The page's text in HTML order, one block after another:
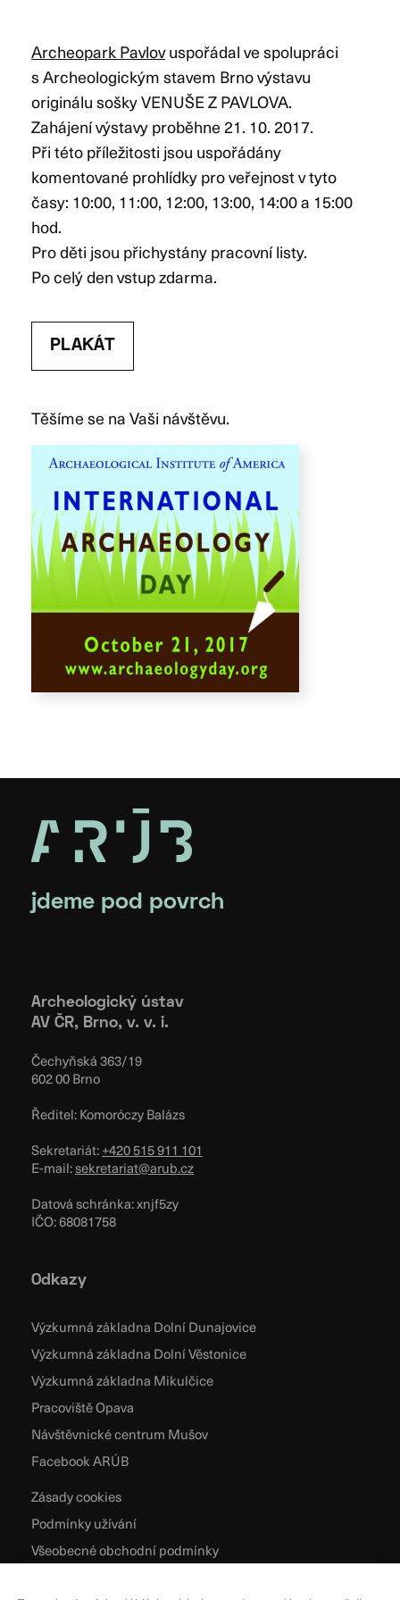
Archeopark Pavlovuspořádal ve spolupráci
s Archeologickým stavem Brno výstavu
originálu sošky VENUŠE Z PAVLOVA.
Zahájení výstavy proběhne 21. 10. 2017.
Při této příležitosti jsou uspořádány
komentované prohlídky pro veřejnost v tyto
časy: 10:00, 11:00, 12:00, 13:00, 14:00 a 15:00
hod.
Pro děti jsou přichystány pracovní listy.
Po celý den vstup zdarma.
PLAKÁT
Těšíme se na Vaši návštěvu.
jdeme pod povrch
Archeologický ústav
AV ČR, Brno, v. v. i.
Čechyňská 363/19
602 00 Brno
Ředitel: Komoróczy Balázs
Sekretariát:+420 515 911 101
E-mail:sekretariat@arub.cz
Datová schránka: xnjf5zy
IČO: 68081758
Odkazy
Výzkumná základna Dolní Dunajovice
Výzkumná základna Dolní Věstonice
Výzkumná základna Mikulčice
Pracoviště Opava
Návštěvnické centrum Mušov
Facebook ARÚB
Zásady cookies
Podmínky užívání
Všeobecné obchodní podmínky